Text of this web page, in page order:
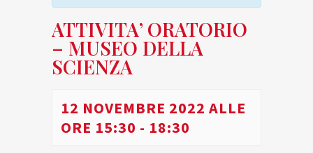
ATTIVITA’ ORATORIO
– MUSEO DELLA
SCIENZA
12 NOVEMBRE 2022 ALLE
ORE 15:30 - 18:30